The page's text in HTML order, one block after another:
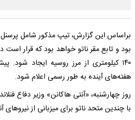
براساس این گزارش، تیپ مذکور شامل
بود و تابع مقر ناتو خواهد بود که قرار است
۱۴۰ کیلومتری از مرز روسیه ایجاد
هفته‌های آینده به طور رسمی اعلام شود.
روز چهارشنبه، «آنتی هاکانن» وزیر دفاع
با چندین متحد ناتو برای میزبانی از